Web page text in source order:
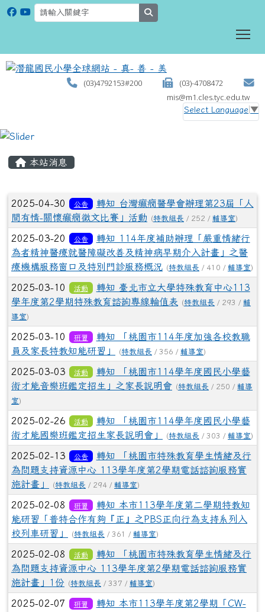
(03)4792153#200
(03)-4708472
mis@m1.cles.tyc.edu.tw
Select Language ▼
本站消息
文章列表
2025-04-30 公告
轉知 台灣癲癇醫學會辦理第23屆「人
間有情-關懷癲癇徵文比賽」活動
(特教組長 / 252 / 輔導室)
2025-03-20 公告
轉知 114年度補助辦理「嚴重情緒行
為者精神醫療就醫障礙改善及精神病早期介入計畫」之醫
療機構服務窗口及特別門診服務概況 (特教組長 / 410 / 輔導室)
2025-03-10 活動
轉知 臺北市立大學特殊教育中心113
學年度第2學期特殊教育諮詢專線輪值表
(特教組長 / 293 / 輔
導室)
2025-03-10 研習
轉知 「桃園市114年度加強各校教職
員及家長特教知能研習」
(特教組長 / 356 / 輔導室)
2025-03-03 活動
轉知 「桃園市114學年度國民小學藝
術才能音樂班鑑定招生」之家長說明會 (特教組長 / 250 / 輔導
室)
2025-02-26 活動
轉知 「桃園市114學年度國民小學藝
術才能國樂班鑑定招生家長說明會」
(特教組長 / 303 / 輔導室)
2025-02-13 公告
轉知 「桃園市特殊教育學生情緒及行
為問題支持資源中心 113學年度第2學期電話諮詢服務實
施計畫」
(特教組長 / 294 / 輔導室)
2025-02-08 研習
轉知 本市113學年度第二學期特教知
能研習「普特合作有夠『正』之PBS正向行為支持系列入
校列車研習」
(特教組長 / 361 / 輔導室)
2025-02-08 活動
轉知 「桃園市特殊教育學生情緒及行
為問題支持資源中心 113學年度第2學期電話諮詢服務實
施計畫」1份
(特教組長 / 337 / 輔導室)
2025-02-07 研習
轉知 本市113學年度第2學期「CW-